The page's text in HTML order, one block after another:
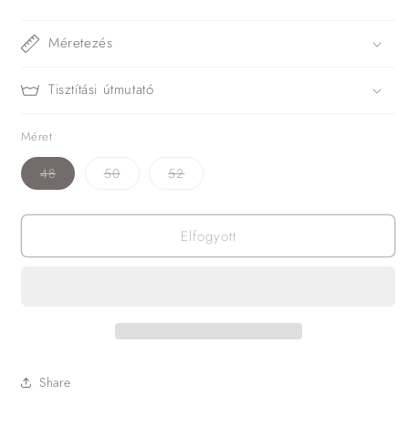
Méretezés
Tisztítási útmutató
Méret
48A
változat
vagy
50A
vagy
52A
vagy
készleten
Elfogyott
Share